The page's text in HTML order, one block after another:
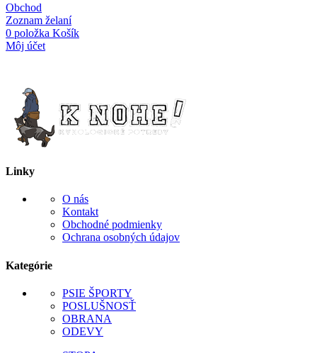
Obchod
Zoznam želaní
0 položka Košík
Môj účet
Linky
O nás
Kontakt
Obchodné podmienky
Ochrana osobných údajov
Kategórie
PSIE ŠPORTY
POSLUŠNOSŤ
OBRANA
ODEVY